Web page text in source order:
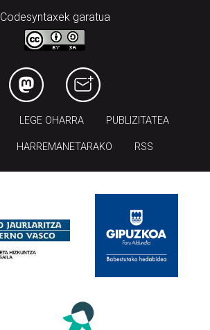
Codesyntaxek garatua
LEGE OHARRA PUBLIZITATEA
HARREMANETARAKO RSS